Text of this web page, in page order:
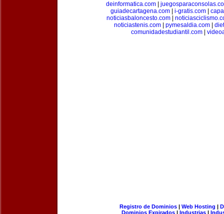
deinformatica.com
guiadecartagena.com| i-gratis.com|
noticiasbaloncesto.com
noticiastenis.com
pymesaldia.com
comunidadestudiantil.com
Registro de Dominios| Web Hosting |
Dominios Expirados | Industrias |